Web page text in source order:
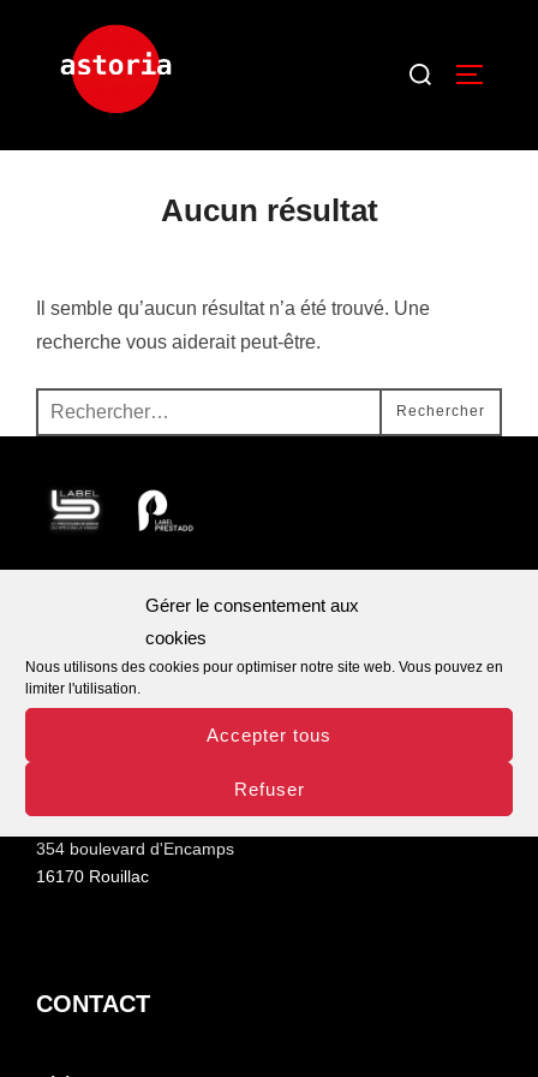
Gérer le consentement aux
cookies
Nous utilisons des cookies pour optimiser notre site web. Vous pouvez en
limiter l'utilisation.
Accepter tous
Refuser
Aucun résultat
Il semble qu’aucun résultat n’a été trouvé. Une
recherche vous aiderait peut-être.
Rechercher
INFORMATIONS
Ouvert :
9h00 - 12h30 / 14h00 -18h00
Adresse :
354 boulevard d'Encamps
16170 Rouillac
CONTACT